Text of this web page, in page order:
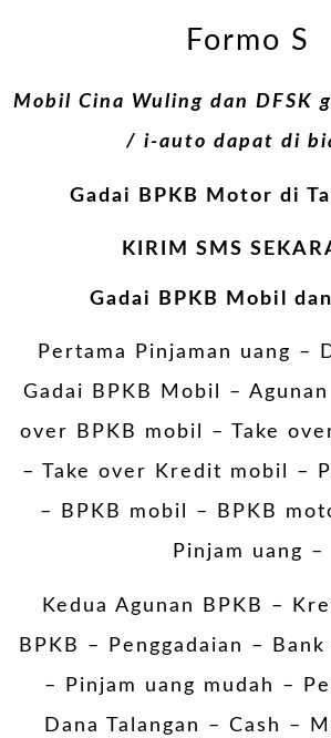
Formo S
Mobil Cina Wuling dan DFSK
/ i-auto dapat di
Gadai BPKB Motor di
KIRIM SMS
Gadai BPKB Mobil
Pertama Pinjaman uang –
Gadai BPKB Mobil – Agunan
over BPKB mobil – Take
– Take over Kredit mobil –
– BPKB mobil – BPKB
Pinjam uang –
Kedua Agunan BPKB –
BPKB – Penggadaian –
– Pinjam uang mudah –
Dana Talangan – Cash –